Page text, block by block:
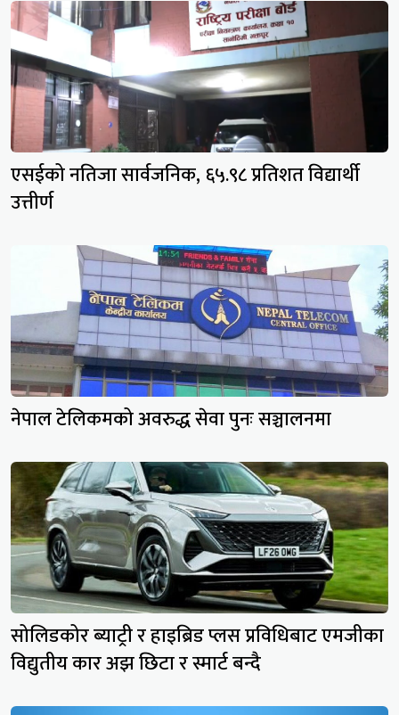
एसईको नतिजा सार्वजनिक, ६५.९८ प्रतिशत विद्यार्थी
उत्तीर्ण
नेपाल टेलिकमको अवरुद्ध सेवा पुनः सञ्चालनमा
सोलिडकोर ब्याट्री र हाइब्रिड प्लस प्रविधिबाट एमजीका
विद्युतीय कार अझ छिटा र स्मार्ट बन्दै